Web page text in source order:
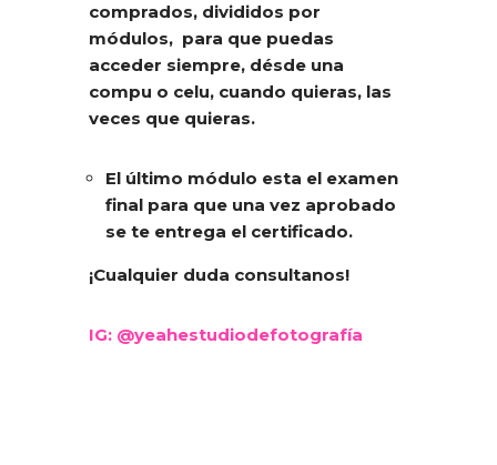
comprados, divididos por
módulos, para que puedas
acceder siempre, désde una
compu o celu, cuando quieras, las
veces que quieras.
El último módulo esta el examen
final para que una vez aprobado
se te entrega el certificado.
¡Cualquier duda consultanos!
IG: @yeahestudiodefotografía